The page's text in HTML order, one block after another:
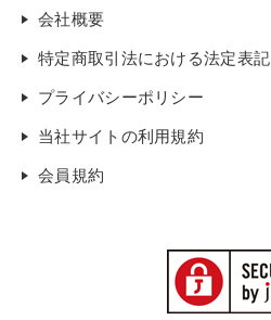
会社概要
特定商取引法における法定表記
プライバシーポリシー
当社サイトの利用規約
会員規約